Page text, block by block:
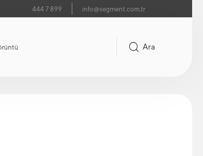
444 7 899 info@segment.com.tr
Ara